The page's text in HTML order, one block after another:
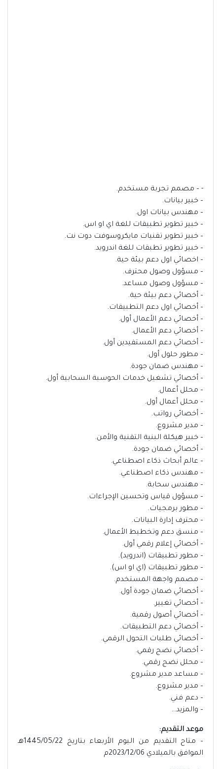
- – مصمم تجربة مستخدم.
– خبير بيانات.
– مهندس بيانات اول.
– خبير تطوير تطبيقات للغة اي او اس.
– خبير تطوير تقنيات مايكروسوفت دوت نت.
– خبير تطوير تطبقات للغة اندرويد.
– اخصائي اول دعم بيئة حية.
– مسؤول وصول محترف.
– مسؤول وصول مساعد.
– أخصائي دعم بيئة حية.
– أخصائي اول دعم التطبيقات.
– أخصائي دعم الأعمال أول.
– أخصائي دعم الأعمال.
– أخصائي دعم المستفيدين أول.
– مطور حلول أول.
– مهندس ضمان جودة.
– أخصائي تشغيل خدمات الحوسبة السحابية أول.
– محلل أعمال.
– محلل أعمال أول.
– أخصائي رواتب.
– مدير مشروع.
– خبير هيكلة البنية التقنية والأمن.
– أخصائي ضمان جودة.
– عالم أبحاث ذكاء اصطناعي.
– مهندس ذكاء اصطناعي.
– مهندس سحابة.
– مسؤول قياس وتحسين الإجراءات.
– مطور برمجيات.
– محترف إدارة البيانات.
– منسق دعم وتخطيط الأعمال.
– أخصائي إعلام رقمي أول.
– مطور تطبيقات (اندرويد).
– مطور تطبيقات (اي او اس).
– مصمم واجهة المستخدم.
– أخصائي ضمان جودة أول.
– أخصائي تغيير.
– أخصائي أصول رقمية.
– أخصائي دعم التطبيقات.
– أخصائي طلبات التحول الرقمي.
– أخصائي نضج رقمي.
– محلل نضج رقمي.
– مساعد مدير مشروع.
– مدير مشروع.
– دعم فني.
– والمزيد…
موعد التقديم:
– متاح التقديم من اليوم الأربعاء بتاريخ 1445/05/22هـ
الموافق بالميلادي 2023/12/06م